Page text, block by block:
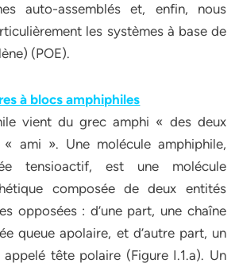
auto-assemblés et, enfin, nous
les systèmes à base de
(POE).
à blocs amphiphiles
vient du grec amphi « des deux
ami ». Une molécule amphiphile,
tensioactif, est une molécule
composée de deux entités
opposées : d’une part, une chaîne
queue apolaire, et d’autre part, un
tête polaire (Figure I.1.a). Un